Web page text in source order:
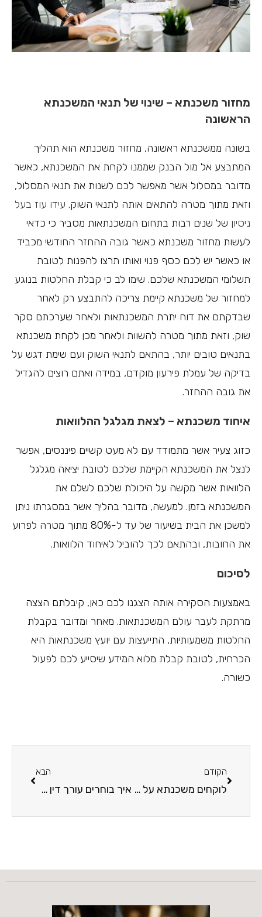
מחזור משכנתא – שינוי של תנאי המשכנתא
הראשונה
בשונה ממשכנתא ראשונה, מחזור משכנתא הוא תהליך
המתבצע אל מול הבנק שממנו לקחת את המשכנתא, כאשר
מדובר במסלול אשר מאפשר לכם לשנות את תנאי המסלול,
וזאת מתוך מטרה להתאים אותה לתנאי השוק. עידו עוז בעל
ניסיון של שנים רבות בתחום המשכנתאות מסביר כי כדאי
לעשות מחזור משכנתא כאשר גובה ההחזר החודשי מכביד
או כאשר יש לכם כסף פנוי ואותו תרצו להפנות לטובת
תשלומי המשכנתא שלכם. שימו לב כי קבלת החלטות בנוגע
למחזור של משכנתא קיימת צריכה להתבצע רק לאחר
שבדקתם את דוח יתרת המשכנתאות ולאחר שערכתם סקר
שוק, וזאת מתוך מטרה להשוות ולאחר מכן לקחת משכנתא
בתנאים טובים יותר, בהתאם לתנאי השוק ועם שימת דגש על
בדיקה של עמלת פירעון מוקדם, במידה ואתם רוצים להגדיל
את גובה ההחזר.
איחוד משכנתא – לצאת מגלגל ההלוואות
כזוג צעיר אשר מתמודד עם לא מעט קשיים פיננסים, אפשר
לנצל את המשכנתא הקיימת שלכם לטובת יציאה מגלגל
הלוואות אשר מקשה על היכולת שלכם לשלם את
המשכנתא בזמן. למעשה, מדובר בהליך אשר במסגרתו ניתן
למשכן את הבית בשיעור של עד ל-80% מתוך מטרה לפרוע
את החובות, ובהתאם לכך להוביל לאיחוד הלוואות.
לסיכום
באמצעות הסקירה אותה הצגנו לכם כאן, קיבלתם הצצה
מרתקת לעבר עולם המשכנתאות. מאחר ומדובר בקבלת
החלטות משמעותיות, התייעצות עם יועץ משכנתאות היא
הכרחית, לטובת קבלת מלוא המידע שיסייע לכם לפעול
כשורה.
הקודם
לוקחים משכנתא על הנכס? כדאי שתכירו את כל האפשרויות שלכם
הבא
איך בוחרים עורך דין לייצוג דיירים בהליכי פינוי בינוי?